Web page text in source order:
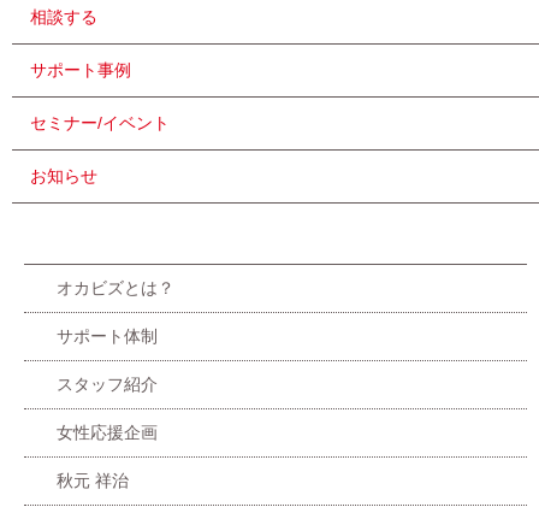
相談する
サポート事例
セミナー/イベント
お知らせ
オカビズとは？
サポート体制
スタッフ紹介
女性応援企画
秋元 祥治